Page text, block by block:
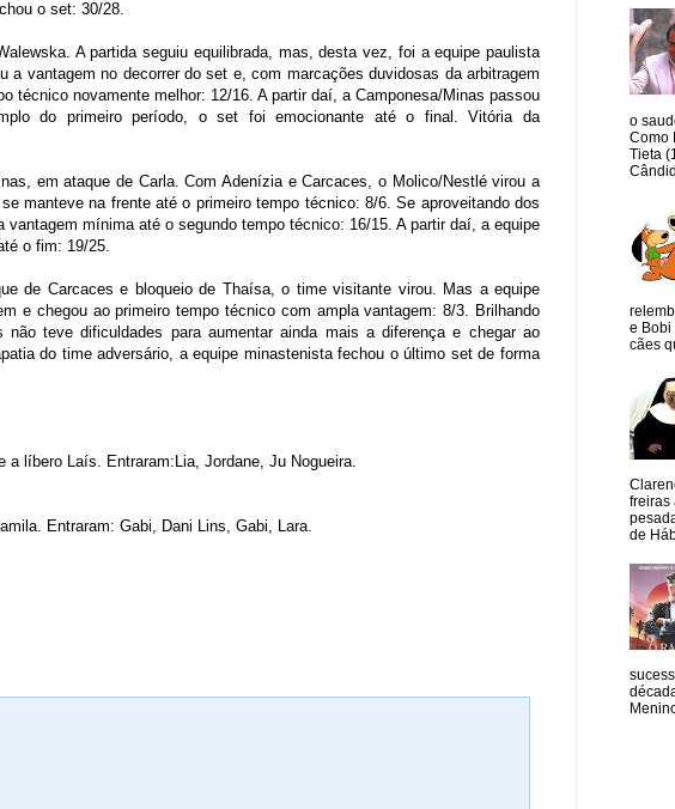
o set: 30/28.
A partida seguiu equilibrada, mas, desta vez, foi a equipe paulista
vantagem no decorrer do set e, com marcações duvidosas da arbitragem
técnico novamente melhor: 12/16. A partir daí, a Camponesa/Minas passou
do primeiro período, o set foi emocionante até o final. Vitória da
em ataque de Carla. Com Adenízia e Carcaces, o Molico/Nestlé virou a
manteve na frente até o primeiro tempo técnico: 8/6. Se aproveitando dos
mínima até o segundo tempo técnico: 16/15. A partir daí, a equipe
o fim: 19/25.
de Carcaces e bloqueio de Thaísa, o time visitante virou. Mas a equipe
e chegou ao primeiro tempo técnico com ampla vantagem: 8/3. Brilhando
teve dificuldades para aumentar ainda mais a diferença e chegar ao
do time adversário, a equipe minastenista fechou o último set de forma
líbero Laís. Entraram:Lia, Jordane, Ju Nogueira.
Entraram: Gabi, Dani Lins, Gabi, Lara.
o
Como
Tieta
e Bobi
cães
freiras
de